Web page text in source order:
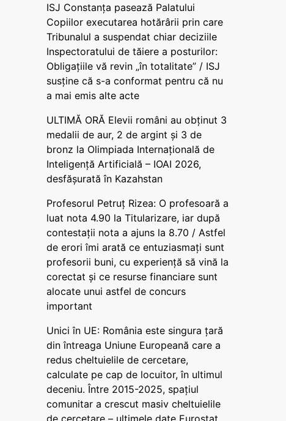
ISJ Constanța pasează Palatului
Copiilor executarea hotărârii prin care
Tribunalul a suspendat chiar deciziile
Inspectoratului de tăiere a posturilor:
Obligațiile vă revin „în totalitate” / ISJ
susține că s-a conformat pentru că nu
a mai emis alte acte
ULTIMĂ ORĂ Elevii români au obținut 3
medalii de aur, 2 de argint și 3 de
bronz la Olimpiada Internațională de
Inteligență Artificială – IOAI 2026,
desfășurată în Kazahstan
Profesorul Petruț Rizea: O profesoară a
luat nota 4.90 la Titularizare, iar după
contestații nota a ajuns la 8.70 / Astfel
de erori îmi arată ce entuziasmați sunt
profesorii buni, cu experiență să vină la
corectat și ce resurse financiare sunt
alocate unui astfel de concurs
important
Unici în UE: România este singura țară
din întreaga Uniune Europeană care a
redus cheltuielile de cercetare,
calculate pe cap de locuitor, în ultimul
deceniu. Între 2015-2025, spațiul
comunitar a crescut masiv cheltuielile
de cercetare – ultimele date Eurostat